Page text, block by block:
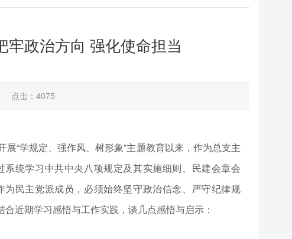
牢政治方向 强化使命担当
点击：4075
“学规定、强作风、树形象”主题教育以来，作为总支主
统学习中共中央八项规定及其实施细则、民建会章会
民主党派成员，必须始终坚守政治信念、严守纪律规
近期学习感悟与工作实践，谈几点感悟与启示：